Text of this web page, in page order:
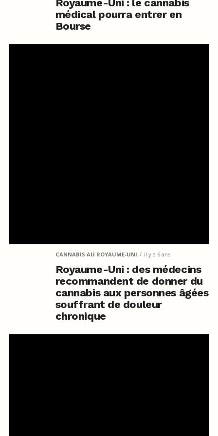
Royaume-Uni : le cannabis
médical pourra entrer en
Bourse
CANNABIS AU ROYAUME-UNI il y a 6 ans
Royaume-Uni : des médecins
recommandent de donner du
cannabis aux personnes âgées
souffrant de douleur
chronique